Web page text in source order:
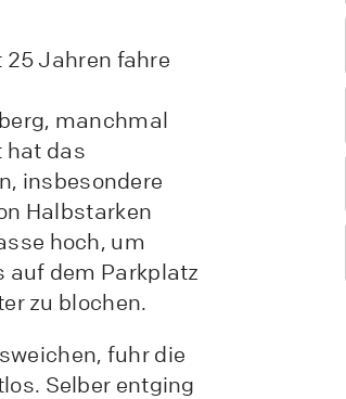
25 Jahren fahre
manchmal
hat das
insbesondere
Halbstarken
hoch, um
auf dem Parkplatz
zu blochen.
fuhr die
Selber entging